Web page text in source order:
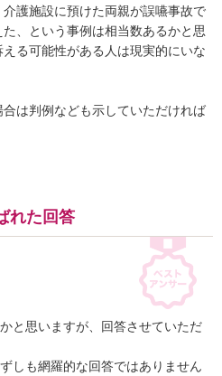
護施設に預けた両親が誤嚥事故で
、という事例は相当数あるかと思
る可能性がある人は現実的にいな
は判例なども示していただければ
れた回答
と思いますが、回答させていただ
しも網羅的な回答ではありません